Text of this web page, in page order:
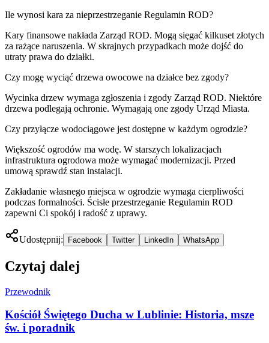
Ile wynosi kara za nieprzestrzeganie Regulamin ROD?
Kary finansowe nakłada Zarząd ROD. Mogą sięgać kilkuset złotych
za rażące naruszenia. W skrajnych przypadkach może dojść do
utraty prawa do działki.
Czy mogę wyciąć drzewa owocowe na działce bez zgody?
Wycinka drzew wymaga zgłoszenia i zgody Zarząd ROD. Niektóre
drzewa podlegają ochronie. Wymagają one zgody Urząd Miasta.
Czy przyłącze wodociągowe jest dostępne w każdym ogrodzie?
Większość ogrodów ma wodę. W starszych lokalizacjach
infrastruktura ogrodowa może wymagać modernizacji. Przed
umową sprawdź stan instalacji.
Zakładanie własnego miejsca w ogrodzie wymaga cierpliwości
podczas formalności. Ścisłe przestrzeganie Regulamin ROD
zapewni Ci spokój i radość z uprawy.
Udostępnij: Facebook Twitter LinkedIn WhatsApp
Czytaj dalej
Przewodnik
Kościół Świętego Ducha w Lublinie: Historia, msze
św. i poradnik